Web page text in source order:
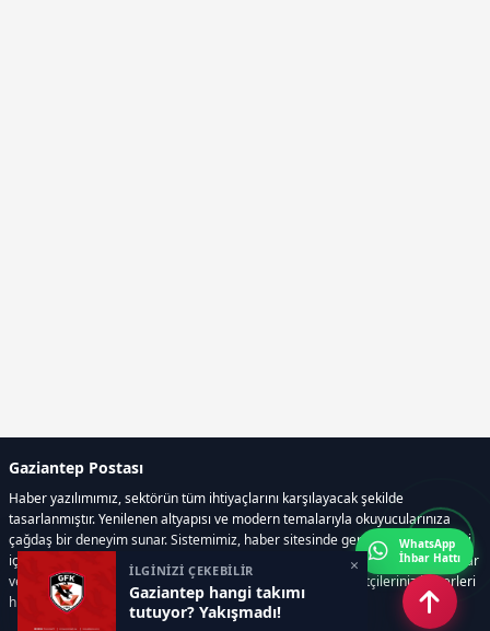
İLGİNİZİ ÇEKEBİLİR
Gaziantep hangi takımı
tutuyor? Yakışmadı!
×
Gaziantep Postası
Haber yazılımımız, sektörün tüm ihtiyaçlarını karşılayacak şekilde
tasarlanmıştır. Yenilenen altyapısı ve modern temalarıyla okuyucularınıza
çağdaş bir deneyim sunar. Sistemimiz, haber sitesinde gerekli tüm modülleri
içerir. Siz içerik üretmeye odaklanırken, yazılımımız zamandan tasarruf sağlar
ve süreçlerinizi kolaylaştırır. Etkili arayüzü sayesinde ziyaretçileriniz haberleri
hızlı ve keyifle takip edebilir.
WhatsApp
İhbar Hattı